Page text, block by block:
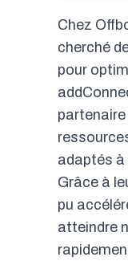
Chez
cherché
pour
adaptés à
Grâce à
pu
atteindre